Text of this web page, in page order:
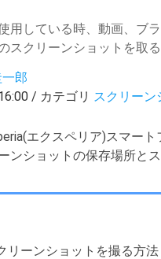
用している時、動画、ブ
スクリーンショットを取
郎
/ カテゴリ スクリーン
エクスペリア)スマー
ンショットの保存場所と
リーンショットを撮る方法